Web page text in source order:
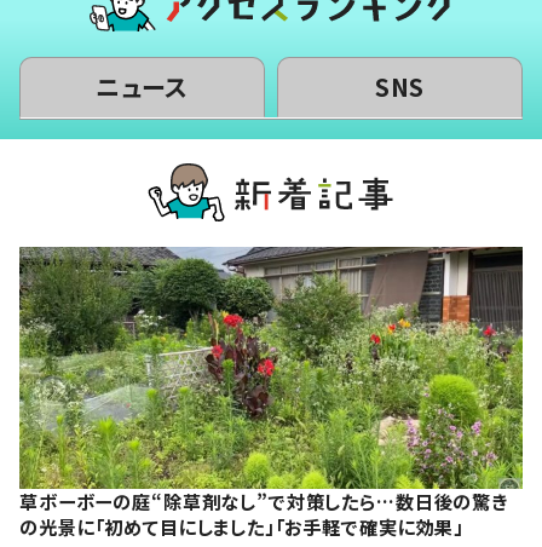
ニュース SNS
草ボーボーの庭“除草剤なし”で対策したら…数日後の驚き
の光景に「初めて目にしました」「お手軽で確実に効果」